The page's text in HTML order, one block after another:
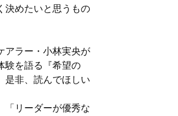
決めたいと思うもの
アラー・小林実央が
験を語る『希望の
是非、読んでほしい
「リーダーが優秀な